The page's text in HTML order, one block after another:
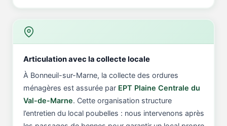
Articulation avec la collecte locale
À Bonneuil-sur-Marne, la collecte des ordures
ménagères est assurée par EPT Plaine Centrale du
Val-de-Marne. Cette organisation structure
l’entretien du local poubelles : nous intervenons après